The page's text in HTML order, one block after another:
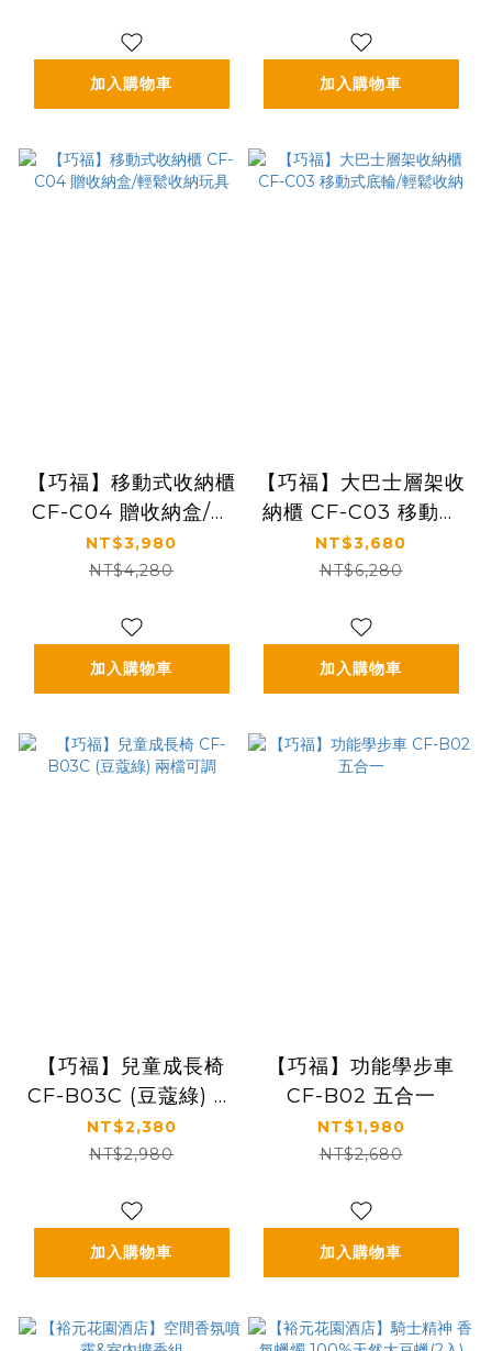
加入購物車 加入購物車
【巧福】移動式收納櫃
CF-C04 贈收納盒/輕
鬆收納玩具
NT$3,980
NT$4,280
加入購物車
【巧福】大巴士層架收
納櫃 CF-C03 移動式
底輪/輕鬆收納
NT$3,680
NT$6,280
加入購物車
【巧福】兒童成長椅
CF-B03C (豆蔻綠) 兩
檔可調
NT$2,380
NT$2,980
加入購物車
【巧福】功能學步車
CF-B02 五合一
NT$1,980
NT$2,680
加入購物車